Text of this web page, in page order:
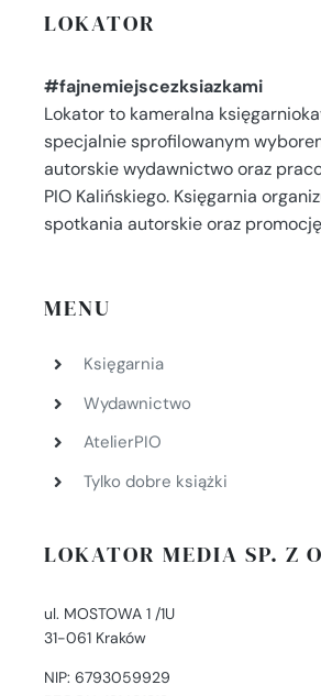
LOKATOR
#fajnemiejscezksiazkami
Lokator to kameralna
specjalnie sprofilowanym
autorskie wydawnictwo oraz
PIO Kalińskiego. Księgarnia
spotkania autorskie oraz
MENU
Księgarnia
Wydawnictwo
AtelierPIO
Tylko dobre książki
LOKATOR MEDIA SP. Z
ul. MOSTOWA 1 /1U
31-061 Kraków
NIP: 6793059929